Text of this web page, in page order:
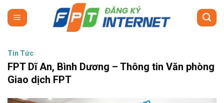
Tin Tức
FPT Dĩ An, Bình Dương – Thông tin Văn phòng
Giao dịch FPT